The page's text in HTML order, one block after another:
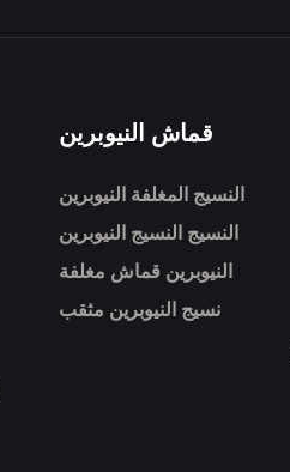
قماش النيوبرين
النسيج المغلفة النيوبرين
النسيج النسيج النيوبرين
النيوبرين قماش مغلفة
نسيج النيوبرين مثقب